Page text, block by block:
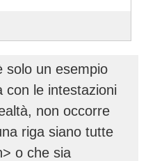
solo un esempio
con le intestazioni
non occorre
riga siano tutte
o che sia